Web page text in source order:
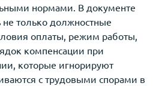
нормами. В документе
не только должностные
оплаты, режим работы,
компенсации при
которые игнорируют
с трудовыми спорами в